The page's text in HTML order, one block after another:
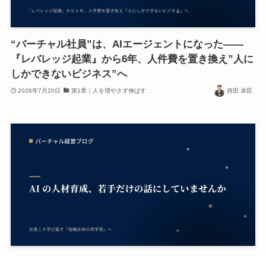
“バーチャル社員”は、AIエージェントになった——
『レバレッジ起業』から6年、人件費を置き換え”人に
しかできないビジネス”へ
2026年7月20日 第1章｜人を増やさず伸ばす 持田 卓臣